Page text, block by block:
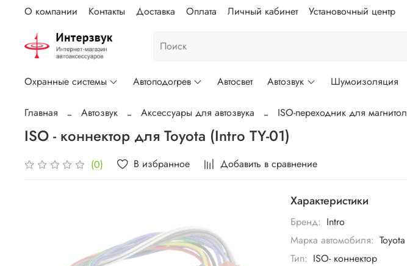
О компании Контакты Доставка Оплата Личный кабинет Установочный центр
Охранные системы Автоподогрев Автосвет Автозвук Шумоизоляция
Главная Автозвук Аксессуары для автозвука ISO-переходник для магнитол
ISO - коннектор для Toyota (Intro TY-01)
(0) В избранное Добавить в сравнение
Характеристики
Бренд: Intro
Марка автомобиля: Toyota
Тип: ISO- коннектор